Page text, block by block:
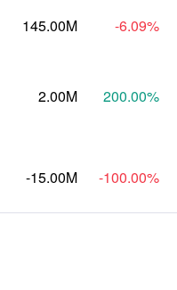
145.00M -6.09%
2.00M 200.00%
-15.00M -100.00%